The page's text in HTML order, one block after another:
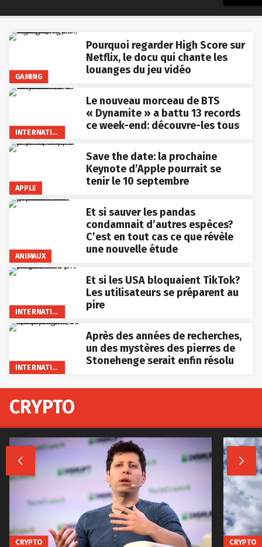
GAMING
Pourquoi regarder High Score sur
Netflix, le docu qui chante les
louanges du jeu vidéo
INTERNATIONAL
Le nouveau morceau de BTS
« Dynamite » a battu 13 records
ce week-end: découvre-les tous
APPLE
Save the date: la prochaine
Keynote d’Apple pourrait se
tenir le 10 septembre
ANIMAUX
Et si sauver les pandas
condamnait d’autres espèces?
C’est en tout cas ce que révèle
une nouvelle étude
INTERNATIONAL
Et si les USA bloquaient TikTok?
Les utilisateurs se préparent au
pire
INTERNATIONAL
Après des années de recherches,
un des mystères des pierres de
Stonehenge serait enfin résolu
CRYPTO
 
CRYPTO CRYPTO